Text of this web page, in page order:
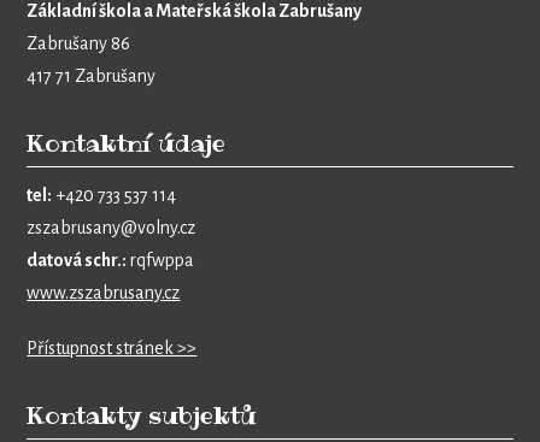
Základní škola a Mateřská škola Zabrušany
Zabrušany 86
417 71 Zabrušany
Kontaktní údaje
tel: +420 733 537 114
zszabrusany@volny.cz
datová schr.: rqfwppa
www.zszabrusany.cz
Přístupnost stránek >>
Kontakty subjektů